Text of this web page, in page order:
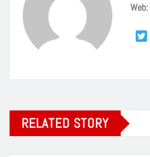
Web:
RELATED STORY